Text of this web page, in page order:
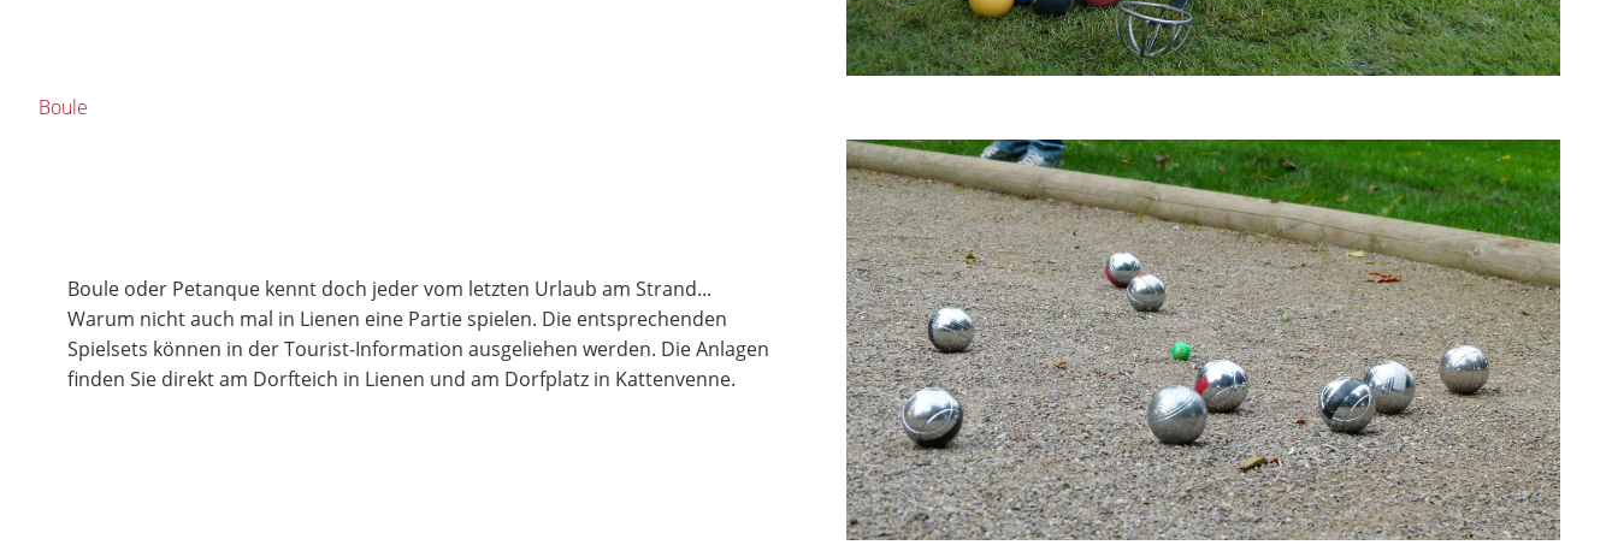
Boule
Boule oder Petanque kennt doch jeder vom letzten Urlaub am Strand...
Warum nicht auch mal in Lienen eine Partie spielen. Die entsprechenden
Spielsets können in der Tourist-Information ausgeliehen werden. Die Anlagen
finden Sie direkt am Dorfteich in Lienen und am Dorfplatz in Kattenvenne.